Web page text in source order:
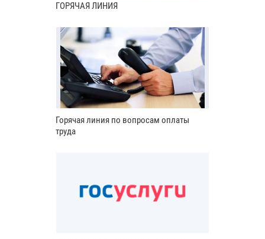
ГОРЯЧАЯ ЛИНИЯ
Горячая линия по вопросам оплаты
труда